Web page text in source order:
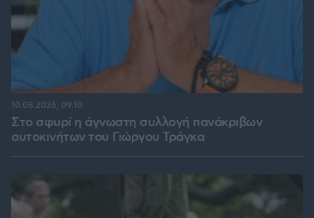
Στο σφυρί η άγνωστη συλλογή πανάκριβων
αυτοκινήτων του Γιώργου Τράγκα
10.08.2026, 09:10